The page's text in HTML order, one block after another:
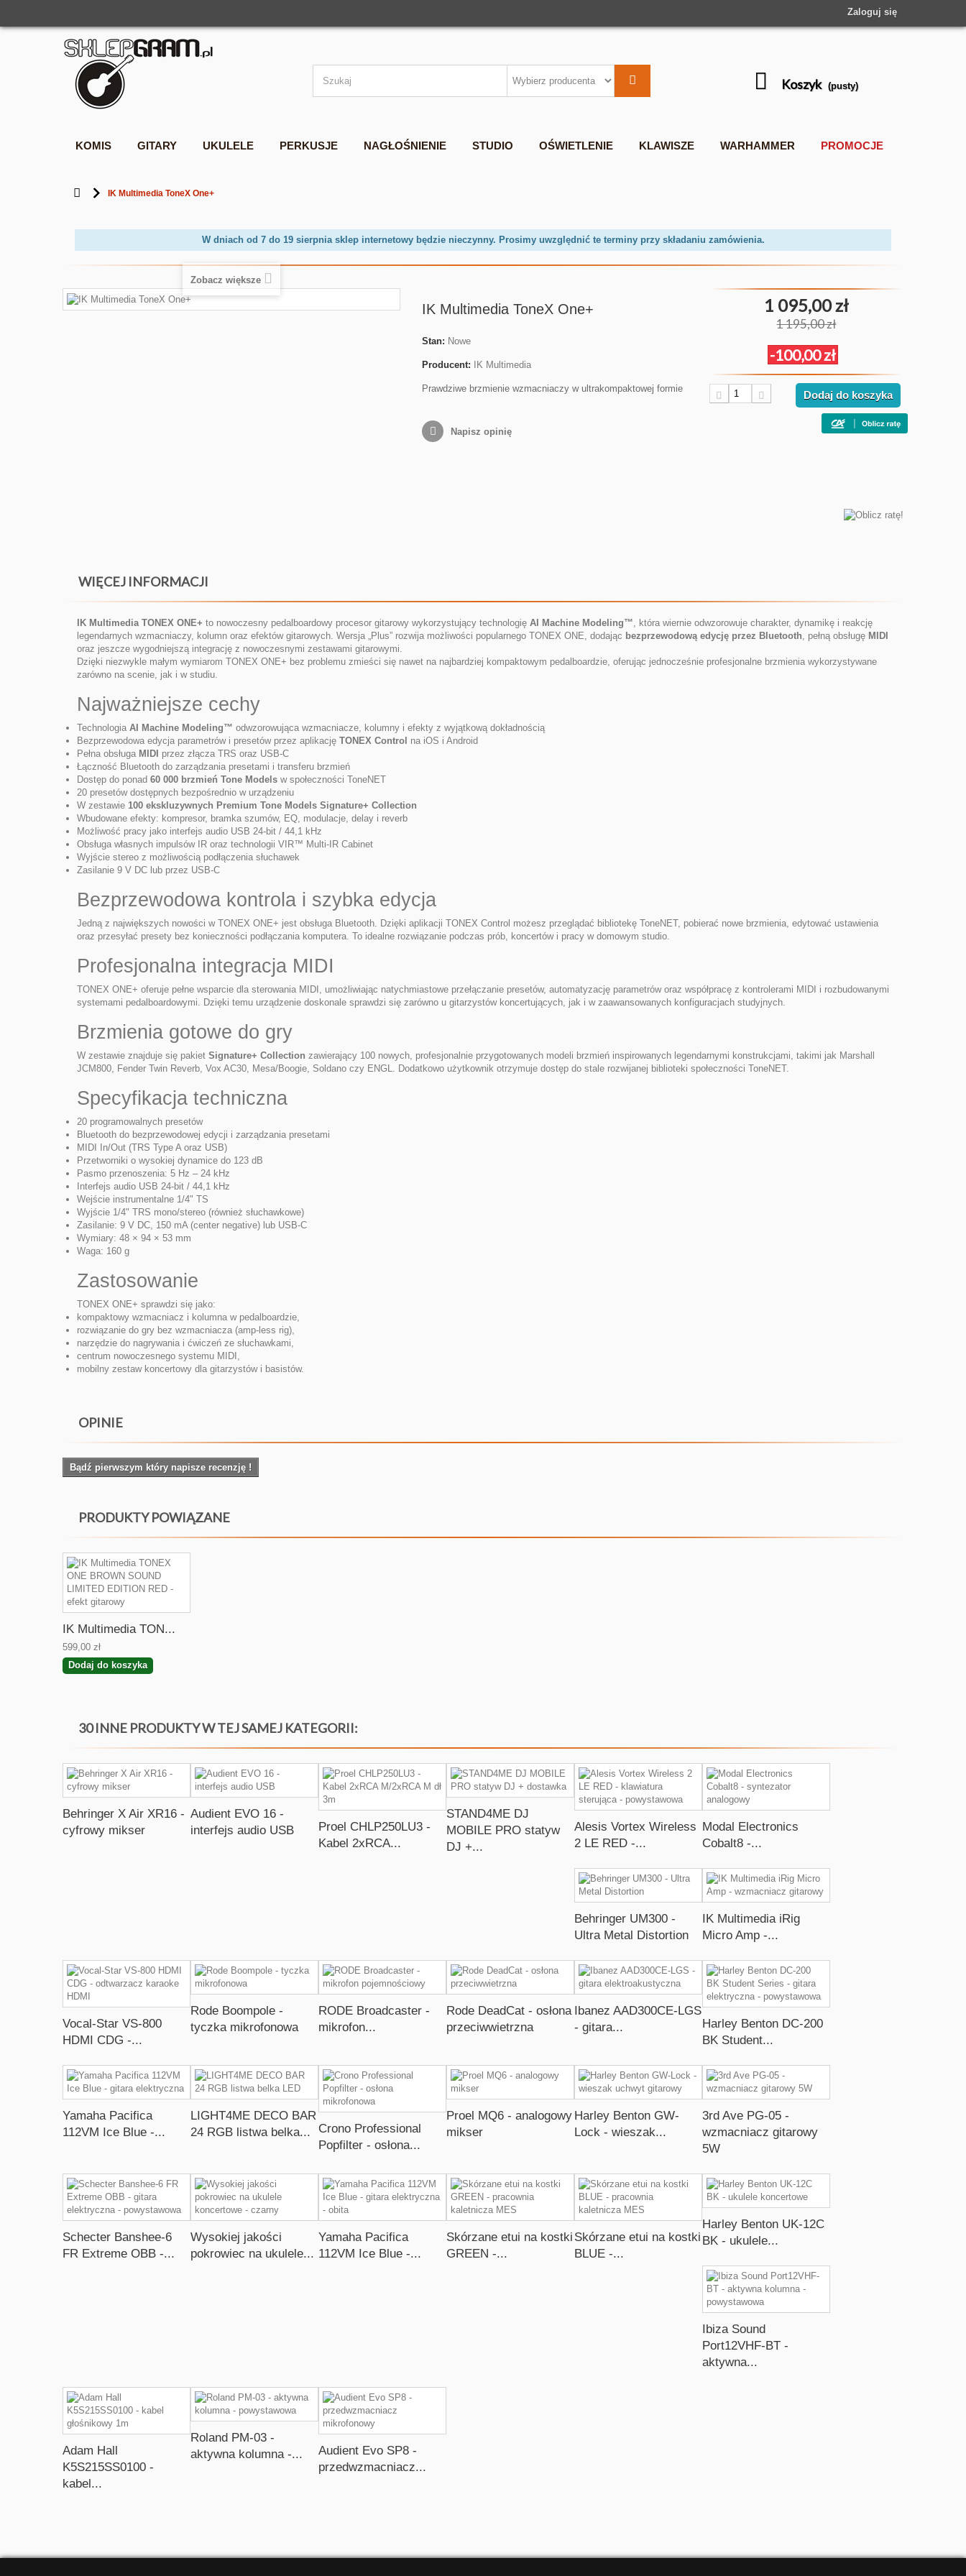
Zaloguj się
Koszyk (pusty)
KOMIS GITARY UKULELE PERKUSJE NAGŁOŚNIENIE STUDIO OŚWIETLENIE KLAWISZE WARHAMMER PROMOCJE
IK Multimedia ToneX One+
W dniach od 7 do 19 sierpnia sklep internetowy będzie nieczynny. Prosimy uwzględnić te terminy przy składaniu zamówienia.
Zobacz większe
IK Multimedia ToneX One+
Stan: Nowe
Producent: IK Multimedia
Prawdziwe brzmienie wzmacniaczy w ultrakompaktowej formie
Napisz opinię
1 095,00 zł
1 195,00 zł
-100,00 zł
Dodaj do koszyka
WIĘCEJ INFORMACJI
IK Multimedia TONEX ONE+ to nowoczesny pedalboardowy procesor gitarowy wykorzystujący technologię AI Machine Modeling™ , która wiernie odwzorowuje charakter, dynamikę i reakcję
legendarnych wzmacniaczy, kolumn oraz efektów gitarowych. Wersja „Plus” rozwija możliwości popularnego TONEX ONE, dodając bezprzewodową edycję przez Bluetooth , pełną obsługę MIDI
oraz jeszcze wygodniejszą integrację z nowoczesnymi zestawami gitarowymi.
Dzięki niezwykle małym wymiarom TONEX ONE+ bez problemu zmieści się nawet na najbardziej kompaktowym pedalboardzie, oferując jednocześnie profesjonalne brzmienia wykorzystywane
zarówno na scenie, jak i w studiu.
Najważniejsze cechy
Technologia AI Machine Modeling™ odwzorowująca wzmacniacze, kolumny i efekty z wyjątkową dokładnością
Bezprzewodowa edycja parametrów i presetów przez aplikację TONEX Control na iOS i Android
Pełna obsługa MIDI przez złącza TRS oraz USB-C
Łączność Bluetooth do zarządzania presetami i transferu brzmień
Dostęp do ponad 60 000 brzmień Tone Models w społeczności ToneNET
20 presetów dostępnych bezpośrednio w urządzeniu
W zestawie 100 ekskluzywnych Premium Tone Models Signature+ Collection
Wbudowane efekty: kompresor, bramka szumów, EQ, modulacje, delay i reverb
Możliwość pracy jako interfejs audio USB 24-bit / 44,1 kHz
Obsługa własnych impulsów IR oraz technologii VIR™ Multi-IR Cabinet
Wyjście stereo z możliwością podłączenia słuchawek
Zasilanie 9 V DC lub przez USB-C
Bezprzewodowa kontrola i szybka edycja
Jedną z największych nowości w TONEX ONE+ jest obsługa Bluetooth. Dzięki aplikacji TONEX Control możesz przeglądać bibliotekę ToneNET, pobierać nowe brzmienia, edytować ustawienia
oraz przesyłać presety bez konieczności podłączania komputera. To idealne rozwiązanie podczas prób, koncertów i pracy w domowym studio.
Profesjonalna integracja MIDI
TONEX ONE+ oferuje pełne wsparcie dla sterowania MIDI, umożliwiając natychmiastowe przełączanie presetów, automatyzację parametrów oraz współpracę z kontrolerami MIDI i rozbudowanymi
systemami pedalboardowymi. Dzięki temu urządzenie doskonale sprawdzi się zarówno u gitarzystów koncertujących, jak i w zaawansowanych konfiguracjach studyjnych.
Brzmienia gotowe do gry
W zestawie znajduje się pakiet Signature+ Collection zawierający 100 nowych, profesjonalnie przygotowanych modeli brzmień inspirowanych legendarnymi konstrukcjami, takimi jak Marshall
JCM800, Fender Twin Reverb, Vox AC30, Mesa/Boogie, Soldano czy ENGL. Dodatkowo użytkownik otrzymuje dostęp do stale rozwijanej biblioteki społeczności ToneNET.
Specyfikacja techniczna
20 programowalnych presetów
Bluetooth do bezprzewodowej edycji i zarządzania presetami
MIDI In/Out (TRS Type A oraz USB)
Przetworniki o wysokiej dynamice do 123 dB
Pasmo przenoszenia: 5 Hz – 24 kHz
Interfejs audio USB 24-bit / 44,1 kHz
Wejście instrumentalne 1/4" TS
Wyjście 1/4" TRS mono/stereo (również słuchawkowe)
Zasilanie: 9 V DC, 150 mA (center negative) lub USB-C
Wymiary: 48 × 94 × 53 mm
Waga: 160 g
Zastosowanie
TONEX ONE+ sprawdzi się jako:
kompaktowy wzmacniacz i kolumna w pedalboardzie,
rozwiązanie do gry bez wzmacniacza (amp-less rig),
narzędzie do nagrywania i ćwiczeń ze słuchawkami,
centrum nowoczesnego systemu MIDI,
mobilny zestaw koncertowy dla gitarzystów i basistów.
OPINIE
Bądź pierwszym który napisze recenzję !
PRODUKTY POWIĄZANE
IK Multimedia TON...
599,00 zł
Dodaj do koszyka
30 INNE PRODUKTY W TEJ SAMEJ KATEGORII:
Behringer X Air XR16 -
cyfrowy mikser
Audient EVO 16 -
interfejs audio USB
Proel CHLP250LU3 -
Kabel 2xRCA...
STAND4ME DJ
MOBILE PRO statyw
DJ +...
Alesis Vortex Wireless
2 LE RED -...
Modal Electronics
Cobalt8 -...
Behringer UM300 -
Ultra Metal Distortion
IK Multimedia iRig
Micro Amp -...
Vocal-Star VS-800
HDMI CDG -...
Rode Boompole -
tyczka mikrofonowa
RODE Broadcaster -
mikrofon...
Rode DeadCat - osłona
przeciwwietrzna
Ibanez AAD300CE-LGS
- gitara...
Harley Benton DC-200
BK Student...
Yamaha Pacifica
112VM Ice Blue -...
LIGHT4ME DECO BAR
24 RGB listwa belka...
Crono Professional
Popfilter - osłona...
Proel MQ6 - analogowy
mikser
Harley Benton GW-
Lock - wieszak...
3rd Ave PG-05 -
wzmacniacz gitarowy
5W
Schecter Banshee-6
FR Extreme OBB -...
Wysokiej jakości
pokrowiec na ukulele...
Yamaha Pacifica
112VM Ice Blue -...
Skórzane etui na kostki
GREEN -...
Skórzane etui na kostki
BLUE -...
Harley Benton UK-12C
BK - ukulele...
Ibiza Sound
Port12VHF-BT -
aktywna...
Adam Hall
K5S215SS0100 -
kabel...
Roland PM-03 -
aktywna kolumna -...
Audient Evo SP8 -
przedwzmacniacz...